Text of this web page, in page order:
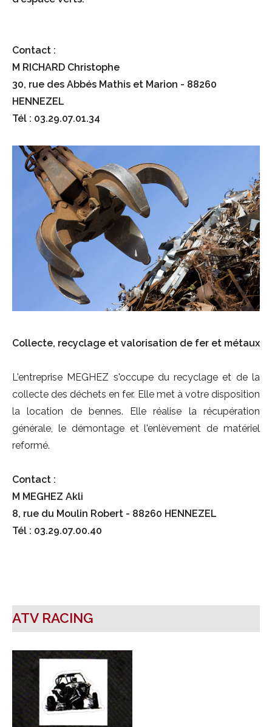
Contact :
M RICHARD Christophe
30, rue des Abbés Mathis et Marion - 88260
HENNEZEL
Tél : 03.29.07.01.34
Collecte, recyclage et valorisation de fer et métaux
L'entreprise MEGHEZ s'occupe du recyclage et de la
collecte des déchets en fer. Elle met à votre disposition
la location de bennes. Elle réalise la récupération
générale, le démontage et l'enlèvement de matériel
reformé.
Contact :
M MEGHEZ Akli
8, rue du Moulin Robert - 88260 HENNEZEL
Tél : 03.29.07.00.40
ATV RACING